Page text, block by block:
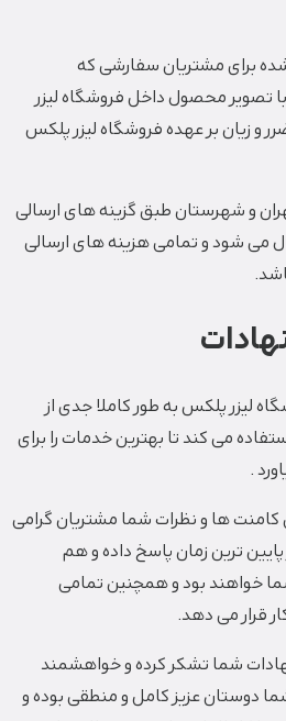
برای مشتریان سفارشی که
تصویر محصول داخل فروشگاه لیزر
و زیان بر عهده فروشگاه لیزر پلکس
و شهرستان طبق گزینه های ارسالی
می شود و تمامی هزینه های ارسالی
لیزر پلکس به طور کاملا جدی از
می کند تا بهترین خدمات را برای
.
ها و نظرات شما مشتریان گرامی
ترین زمان پاسخ داده و هم
خواهند بود و همچنین تمامی
قرار می دهد.
شما تشکر کرده و خواهشمند
دوستان عزیز کامل و منطقی بوده و